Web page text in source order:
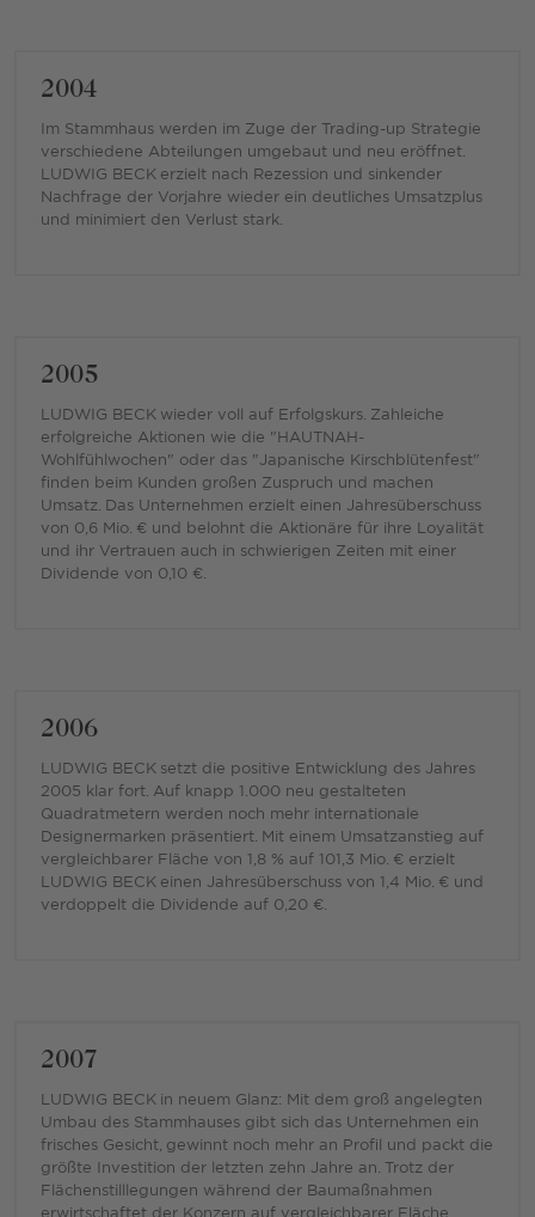
2004
Im Stammhaus werden im Zuge der Trading-up Strategie
verschiedene Abteilungen umgebaut und neu eröffnet.
LUDWIG BECK erzielt nach Rezession und sinkender
Nachfrage der Vorjahre wieder ein deutliches Umsatzplus
und minimiert den Verlust stark.
2005
LUDWIG BECK wieder voll auf Erfolgskurs. Zahleiche
erfolgreiche Aktionen wie die "HAUTNAH-
Wohlfühlwochen" oder das "Japanische Kirschblütenfest"
finden beim Kunden großen Zuspruch und machen
Umsatz. Das Unternehmen erzielt einen Jahresüberschuss
von 0,6 Mio. € und belohnt die Aktionäre für ihre Loyalität
und ihr Vertrauen auch in schwierigen Zeiten mit einer
Dividende von 0,10 €.
2006
LUDWIG BECK setzt die positive Entwicklung des Jahres
2005 klar fort. Auf knapp 1.000 neu gestalteten
Quadratmetern werden noch mehr internationale
Designermarken präsentiert. Mit einem Umsatzanstieg auf
vergleichbarer Fläche von 1,8 % auf 101,3 Mio. € erzielt
LUDWIG BECK einen Jahresüberschuss von 1,4 Mio. € und
verdoppelt die Dividende auf 0,20 €.
2007
LUDWIG BECK in neuem Glanz: Mit dem groß angelegten
Umbau des Stammhauses gibt sich das Unternehmen ein
frisches Gesicht, gewinnt noch mehr an Profil und packt die
größte Investition der letzten zehn Jahre an. Trotz der
Flächenstilllegungen während der Baumaßnahmen
erwirtschaftet der Konzern auf vergleichbarer Fläche